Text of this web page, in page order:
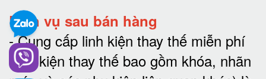
Dịch vụ sau bán hàng
-Cung cấp linh kiện thay thế miễn phí
(linh kiện thay thế bao gồm khóa, nhãn